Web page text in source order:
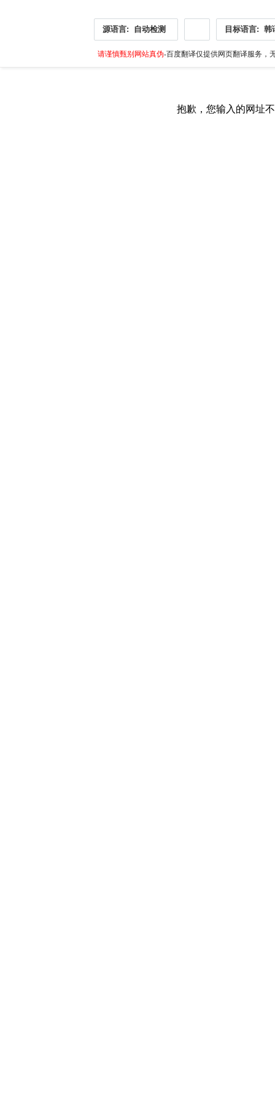
源语言: 自动检测 目标语言: 韩
请谨慎甄别网站真伪-百度翻译仅提供网页翻译服务，